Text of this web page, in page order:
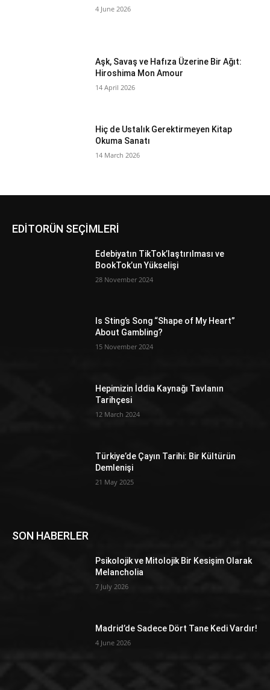
4 June 2026
Aşk, Savaş ve Hafıza Üzerine Bir Ağıt:
Hiroshima Mon Amour
14 April 2026
Hiç de Ustalık Gerektirmeyen Kitap
Okuma Sanatı
14 March 2026
EDİTORÜN SEÇİMLERİ
Edebiyatın TikTok’laştırılması ve
BookTok’un Yükselişi
28 November 2024
Is Sting’s Song “Shape of My Heart”
About Gambling?
15 November 2024
Hepimizin İddia Kaynağı Tavlanın
Tarihçesi
12 March 2024
Türkiye’de Çayın Tarihi: Bir Kültürün
Demlenişi
21 May 2025
SON HABERLER
Psikolojik ve Mitolojik Bir Kesişim Olarak
Melancholia
7 July 2026
Madrid’de Sadece Dört Tane Kedi Vardır!
4 June 2026